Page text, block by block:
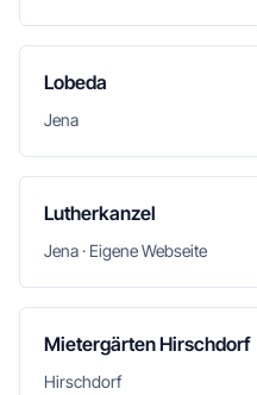
Lobeda
Jena
Lutherkanzel
Jena · Eigene Webseite
Mietergärten Hirschdorf
Hirschdorf